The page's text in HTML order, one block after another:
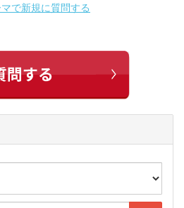
で新規に質問する